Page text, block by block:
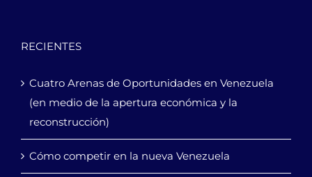
RECIENTES
Cuatro Arenas de Oportunidades en Venezuela
(en medio de la apertura económica y la
reconstrucción)
Cómo competir en la nueva Venezuela